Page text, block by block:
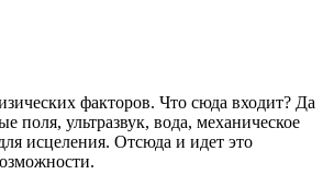
факторов. Что сюда входит? Да
поля, ультразвук, вода, механическое
исцеления. Отсюда и идет это